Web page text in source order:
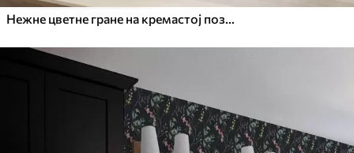
Нежне цветне гране на кремастој позадини, пастелне боје